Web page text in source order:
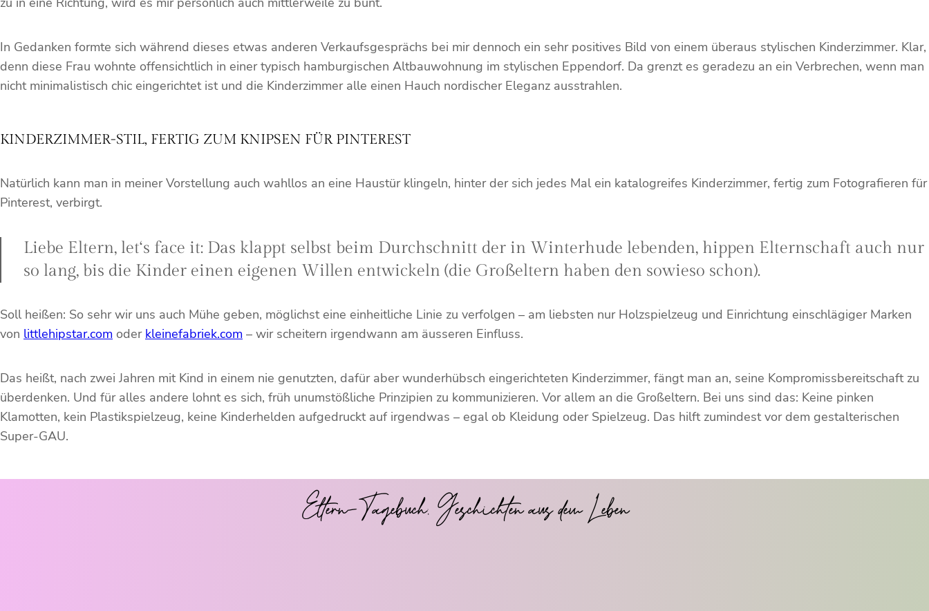
In Gedanken formte sich während dieses etwas anderen Verkaufsgesprächs bei mir dennoch ein sehr positives Bild von einem überaus stylischen Kinderzimmer. Klar,
denn diese Frau wohnte offensichtlich in einer typisch hamburgischen Altbauwohnung im stylischen Eppendorf. Da grenzt es geradezu an ein Verbrechen, wenn man
nicht minimalistisch chic eingerichtet ist und die Kinderzimmer alle einen Hauch nordischer Eleganz ausstrahlen.
KINDERZIMMER-STIL, FERTIG ZUM KNIPSEN FÜR PINTEREST
Natürlich kann man in meiner Vorstellung auch wahllos an eine Haustür klingeln, hinter der sich jedes Mal ein katalogreifes Kinderzimmer, fertig zum Fotografieren für
Pinterest, verbirgt.
Liebe Eltern, let‘s face it: Das klappt selbst beim Durchschnitt der in Winterhude lebenden, hippen Elternschaft auch nur
so lang, bis die Kinder einen eigenen Willen entwickeln (die Großeltern haben den sowieso schon).
Soll heißen: So sehr wir uns auch Mühe geben, möglichst eine einheitliche Linie zu verfolgen – am liebsten nur Holzspielzeug und Einrichtung einschlägiger Marken
von littlehipstar.com oder kleinefabriek.com – wir scheitern irgendwann am äusseren Einfluss.
Das heißt, nach zwei Jahren mit Kind in einem nie genutzten, dafür aber wunderhübsch eingerichteten Kinderzimmer, fängt man an, seine Kompromissbereitschaft zu
überdenken. Und für alles andere lohnt es sich, früh unumstößliche Prinzipien zu kommunizieren. Vor allem an die Großeltern. Bei uns sind das: Keine pinken
Klamotten, kein Plastikspielzeug, keine Kinderhelden aufgedruckt auf irgendwas – egal ob Kleidung oder Spielzeug. Das hilft zumindest vor dem gestalterischen
Super-GAU.
Eltern-Tagebuch: Geschichten aus dem Leben